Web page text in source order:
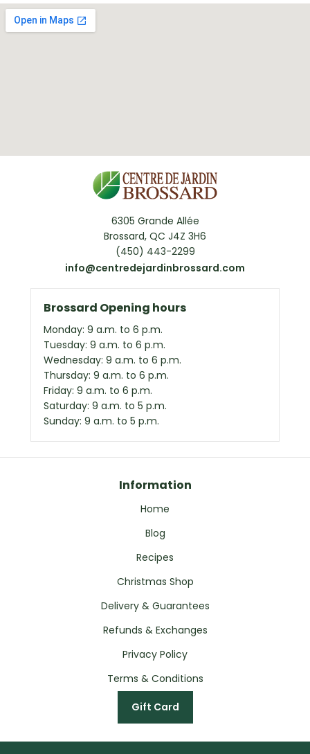
6305 Grande Allée
Brossard, QC J4Z 3H6
(450) 443-2299
info@centredejardinbrossard.com
Brossard Opening hours
Monday: 9 a.m. to 6 p.m.
Tuesday: 9 a.m. to 6 p.m.
Wednesday: 9 a.m. to 6 p.m.
Thursday: 9 a.m. to 6 p.m.
Friday: 9 a.m. to 6 p.m.
Saturday: 9 a.m. to 5 p.m.
Sunday: 9 a.m. to 5 p.m.
Information
Home
Blog
Recipes
Christmas Shop
Delivery & Guarantees
Refunds & Exchanges
Privacy Policy
Terms & Conditions
Gift Card